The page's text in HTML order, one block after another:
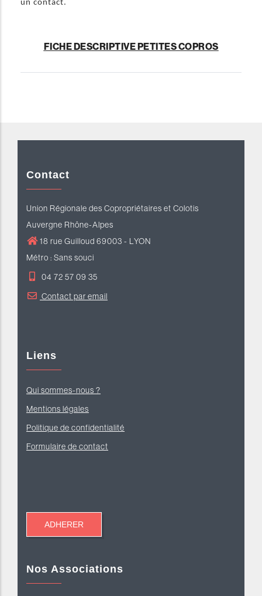
un contact.
FICHE DESCRIPTIVE PETITES COPROS
Contact
Union Régionale des Copropriétaires et Colotis
Auvergne Rhône-Alpes
18 rue Guilloud 69003 - LYON
Métro : Sans souci
04 72 57 09 35
Contact par email
Liens
Qui sommes-nous ?
Mentions légales
Politique de confidentialité
Formulaire de contact
Nos Associations